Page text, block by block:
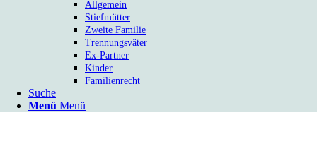
Allgemein
Stiefmütter
Zweite Familie
Trennungsväter
Ex-Partner
Kinder
Familienrecht
Suche
Menü Menü